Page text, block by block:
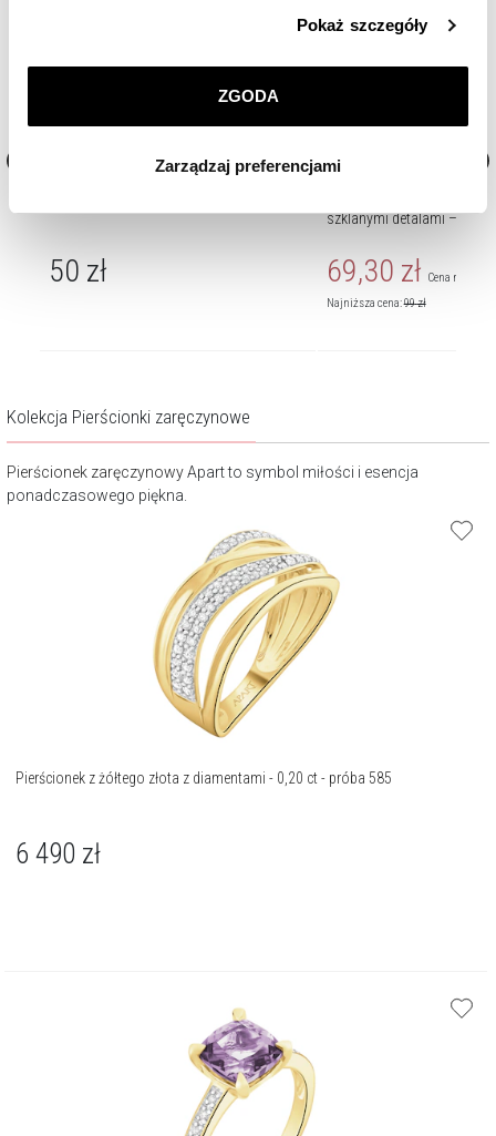
przez nas plików cookie znajdziesz wPolityce
korzystamy. Możesz również wybrać jaki rodzaj plików
. W każdej chwili możesz
Pokaż szczegóły
ZGODA
Zarządzaj preferencjami
50 zł
szklanymi detalami –
69,30 zł Cena
Najniższa cena:99zł
Kolekcja Pierścionki zaręczynowe
Pierścionek zaręczynowyApart to symbol miłości i esencja
ponadczasowego piękna.
Pierścionek z żółtego złota z diamentami - 0,20 ct - próba 585
6 490 zł